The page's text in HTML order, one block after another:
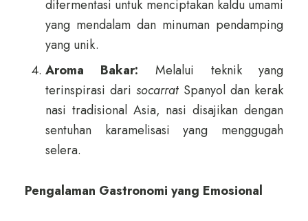
difermentasi untuk menciptakan kaldu umami
yang mendalam dan minuman pendamping
yang unik.
Aroma Bakar: Melalui teknik yang
terinspirasi darisocarratSpanyol dan kerak
nasi tradisional Asia, nasi disajikan dengan
sentuhan karamelisasi yang menggugah
selera.
Pengalaman Gastronomi yang Emosional